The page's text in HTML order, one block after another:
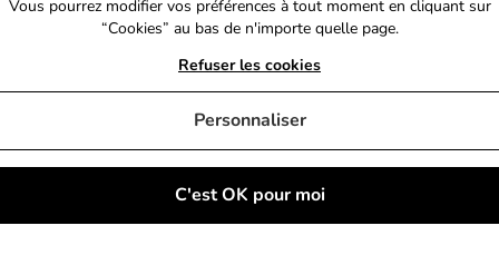
Vous pourrez modifier vos préférences à tout moment en cliquant sur
“Cookies” au bas de n'importe quelle page.
C'est OK pour moi
Refuser les cookies
Personnaliser